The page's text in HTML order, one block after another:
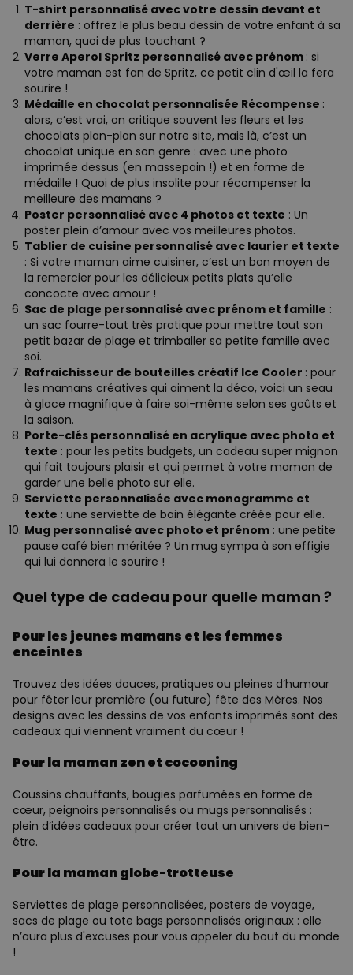
T-shirt personnalisé avec votre dessin devant et
derrière : offrez le plus beau dessin de votre enfant à sa
maman, quoi de plus touchant ?
Verre Aperol Spritz personnalisé avec prénom : si
votre maman est fan de Spritz, ce petit clin d'œil la fera
sourire !
Médaille en chocolat personnalisée Récompense :
alors, c’est vrai, on critique souvent les fleurs et les
chocolats plan-plan sur notre site, mais là, c’est un
chocolat unique en son genre : avec une photo
imprimée dessus (en massepain !) et en forme de
médaille ! Quoi de plus insolite pour récompenser la
meilleure des mamans ?
Poster personnalisé avec 4 photos et texte : Un
poster plein d’amour avec vos meilleures photos.
Tablier de cuisine personnalisé avec laurier et texte
: Si votre maman aime cuisiner, c’est un bon moyen de
la remercier pour les délicieux petits plats qu’elle
concocte avec amour !
Sac de plage personnalisé avec prénom et famille :
un sac fourre-tout très pratique pour mettre tout son
petit bazar de plage et trimballer sa petite famille avec
soi.
Rafraichisseur de bouteilles créatif Ice Cooler : pour
les mamans créatives qui aiment la déco, voici un seau
à glace magnifique à faire soi-même selon ses goûts et
la saison.
Porte-clés personnalisé en acrylique avec photo et
texte : pour les petits budgets, un cadeau super mignon
qui fait toujours plaisir et qui permet à votre maman de
garder une belle photo sur elle.
Serviette personnalisée avec monogramme et
texte : une serviette de bain élégante créée pour elle.
Mug personnalisé avec photo et prénom : une petite
pause café bien méritée ? Un mug sympa à son effigie
qui lui donnera le sourire !
Quel type de cadeau pour quelle maman ?
Pour les jeunes mamans et les femmes
enceintes
Trouvez des idées douces, pratiques ou pleines d’humour
pour fêter leur première (ou future) fête des Mères. Nos
designs avec les dessins de vos enfants imprimés sont des
cadeaux qui viennent vraiment du cœur !
Pour la maman zen et cocooning
Coussins chauffants, bougies parfumées en forme de
cœur, peignoirs personnalisés ou mugs personnalisés :
plein d’idées cadeaux pour créer tout un univers de bien-
être.
Pour la maman globe-trotteuse
Serviettes de plage personnalisées, posters de voyage,
sacs de plage ou tote bags personnalisés originaux : elle
n’aura plus d'excuses pour vous appeler du bout du monde
!